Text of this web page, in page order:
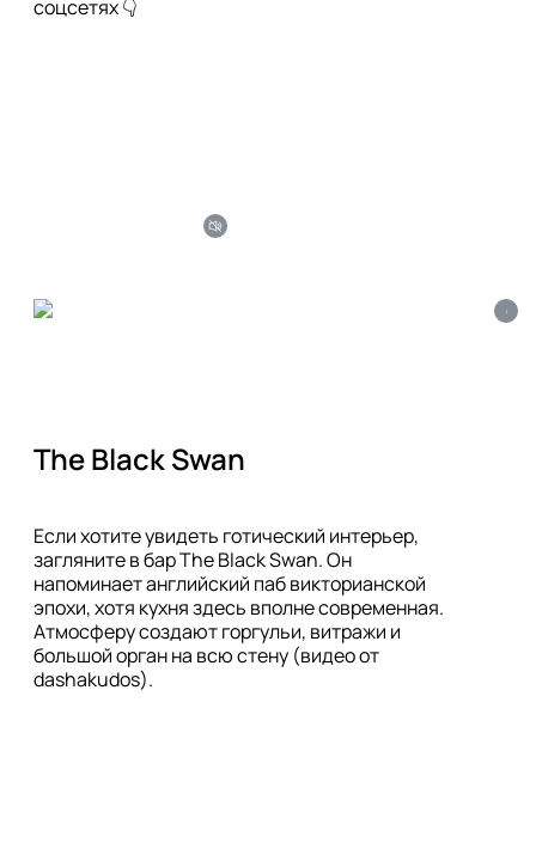
соцсетях 👇
i
The Black Swan
Если хотите увидеть готический интерьер,
загляните в бар The Black Swan. Он
напоминает английский паб викторианской
эпохи, хотя кухня здесь вполне современная.
Атмосферу создают горгульи, витражи и
большой орган на всю стену (видео от
dashakudos).